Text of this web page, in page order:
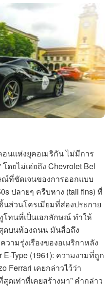
อนแห่งยุคอเมริกัน ไม่มีการ
ดยไม่เอ่ยถึง Chevrolet Bel
ที่ชัดเจนของการออกแบบ
ปลายๆ ครีบหาง (tail fins) ที่
ส่วนโครเมียมที่ส่องประกาย
โทนที่เป็นเอกลักษณ์ ทำให้
ดบนท้องถนน มันสื่อถึง
ามรุ่งเรืองของอเมริกาหลัง
Type (1961): ความงามที่ถูก
เคยกล่าวไว้ว่า
สุดเท่าที่เคยสร้างมา” คำกล่าว